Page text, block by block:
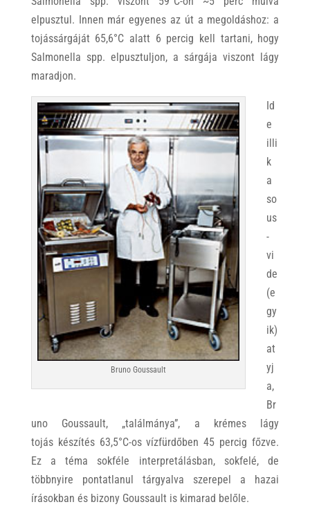
elpusztul. Innen már egyenes az út a megoldáshoz: a
tojássárgáját 65,6°C alatt 6 percig kell tartani, hogy
Salmonella spp. elpusztuljon, a sárgája viszont lágy
maradjon.
Bruno Goussault
Id
e
illi
k
a
so
us
-
vi
de
(e
gy
ik)
at
yj
a,
Br
uno Goussault, „találmánya”, a krémes lágy
tojás készítés 63,5°C-os vízfürdőben 45 percig főzve.
Ez a téma sokféle interpretálásban, sokfelé, de
többnyire pontatlanul tárgyalva szerepel a hazai
írásokban és bizony Goussault is kimarad belőle.